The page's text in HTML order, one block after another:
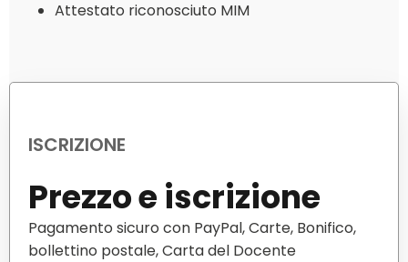
Attestato riconosciuto MIM
ISCRIZIONE
Prezzo e iscrizione
Pagamento sicuro con PayPal, Carte, Bonifico,
bollettino postale, Carta del Docente